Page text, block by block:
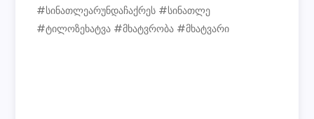
#სინათლეარუნდაჩაქრეს #სინათლე
#ტილოზეხატვა #მხატვრობა #მხატვარი